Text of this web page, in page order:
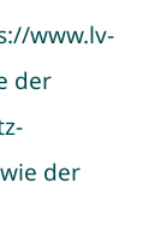
www.lv-
der
der